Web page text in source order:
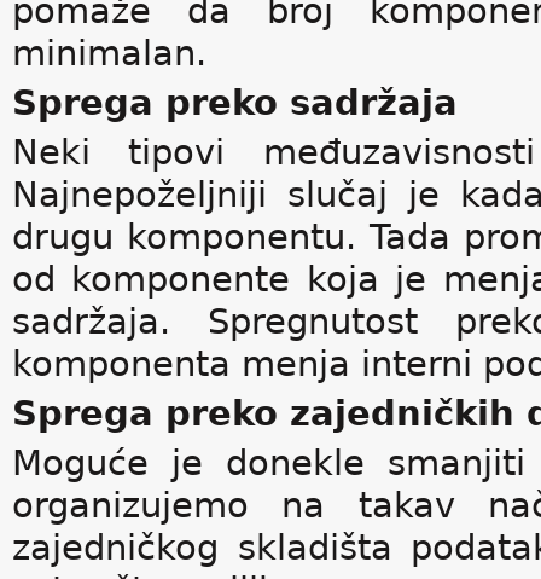
pomaže da broj
minimalan.
Sprega preko sadržaja
Neki tipovi
Najnepoželjniji slučaj je
drugu komponentu. Tada
od komponente koja je
sadržaja. Spregnutost
komponenta menja interni
Sprega preko zajedničkih
Moguće je donekle
organizujemo na takav
zajedničkog skladišta